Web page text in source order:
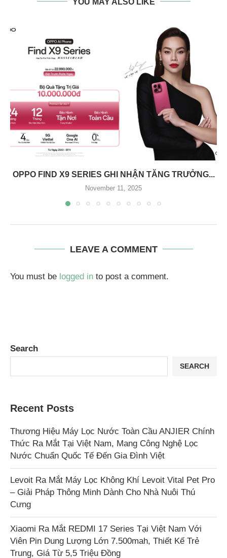
OPPO FIND X9 SERIES GHI NHẬN TĂNG TRƯỞNG...
November 11, 2025
LEAVE A COMMENT
You must be logged in to post a comment.
Search
SEARCH
Recent Posts
Thương Hiệu Máy Lọc Nước Toàn Cầu ANJIER Chính
Thức Ra Mắt Tại Việt Nam, Mang Công Nghệ Lọc
Nước Chuẩn Quốc Tế Đến Gia Đình Việt
Levoit Ra Mắt Máy Lọc Không Khí Levoit Vital Pet Pro
– Giải Pháp Thông Minh Dành Cho Nhà Nuôi Thú
Cưng
Xiaomi Ra Mắt REDMI 17 Series Tại Việt Nam Với
Viên Pin Dung Lượng Lớn 7.500mah, Thiết Kế Trẻ
Trung, Giá Từ 5,5 Triệu Đồng